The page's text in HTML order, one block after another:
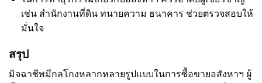
เช่น สำนักงานที่ดิน ทนายความ ธนาคาร ช่วยตรวจสอบให้
มั่นใจ
สรุป
มิจฉาชีพมีกลโกงหลากหลายรูปแบบในการซื้อขายอสังหาฯ ผู้